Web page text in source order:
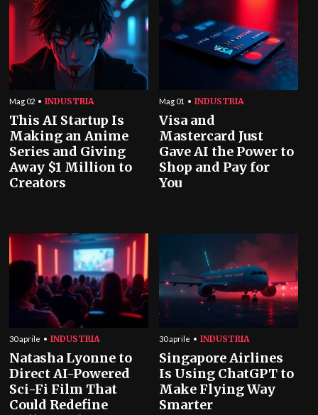
Mag 02 INDUSTRIA
This AI Startup Is
Making an Anime
Series and Giving
Away $1 Million to
Creators
Mag 01 INDUSTRIA
Visa and
Mastercard Just
Gave AI the Power to
Shop and Pay for
You
30 aprile INDUSTRIA
Natasha Lyonne to
Direct AI-Powered
Sci-Fi Film That
Could Redefine
30 aprile INDUSTRIA
Singapore Airlines
Is Using ChatGPT to
Make Flying Way
Smarter